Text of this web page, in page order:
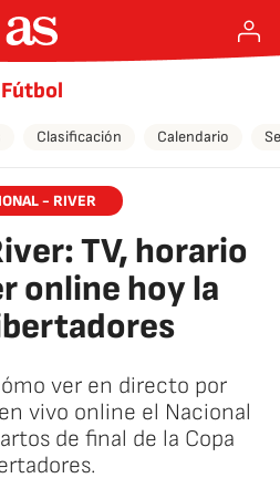
Fútbol
Clasificación Calendario
- RIVER
TV, horario
online hoy la
ver en directo por
vivo online el Nacional
de final de la Copa